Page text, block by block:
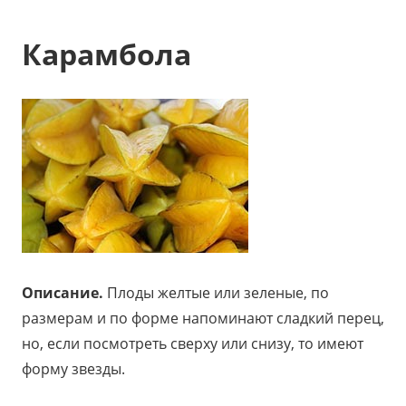
Карамбола
Описание. Плоды желтые или зеленые, по
размерам и по форме напоминают сладкий перец,
но, если посмотреть сверху или снизу, то имеют
форму звезды.